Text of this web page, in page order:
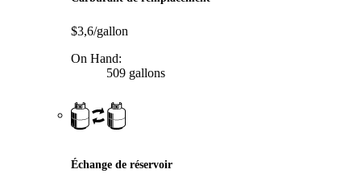
$3,6/gallon
On Hand:
509 gallons
Échange de réservoir